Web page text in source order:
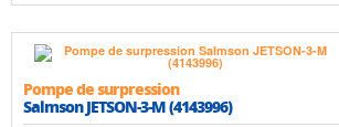
Pompe de surpression
Salmson JETSON-3-M (4143996)